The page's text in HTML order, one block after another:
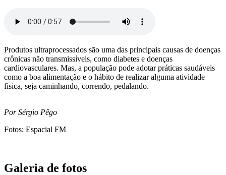
Produtos ultraprocessados são uma das principais causas de doenças
crônicas não transmissíveis, como diabetes e doenças
cardiovasculares. Mas, a população pode adotar práticas saudáveis
como a boa alimentação e o hábito de realizar alguma atividade
física, seja caminhando, correndo, pedalando.
Por Sérgio Pêgo
Fotos: Espacial FM
Galeria de fotos